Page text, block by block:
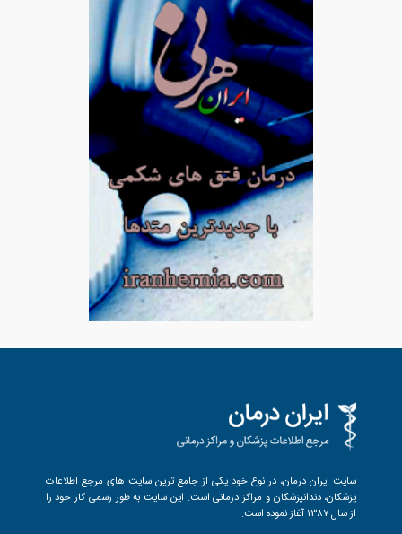
سایت ایران درمان، در نوع خود یکی از جامع ترین سایت های مرجع اطلاعات
پزشکان، دندانپزشکان و مراکز درمانی است. این سایت به طور رسمی کار خود را
از سال 1387 آغاز نموده است.